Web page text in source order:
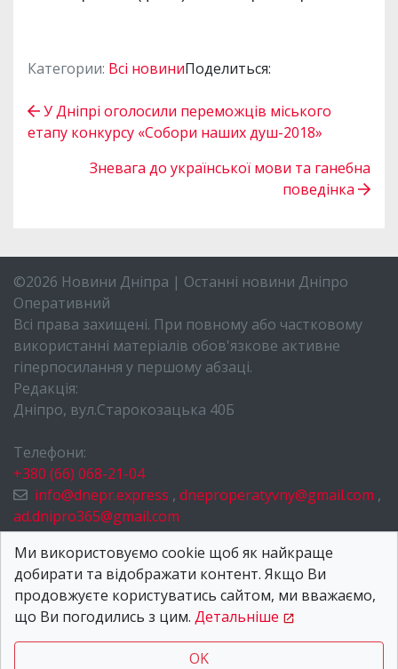
Категории: Всі новиниПоделиться:
У Дніпрі оголосили переможців міського
етапу конкурсу «Собори наших душ-2018»
Зневага до української мови та ганебна
поведінка
©2026 Новини Дніпра | Останні новини Дніпро
Оперативний
Всі права захищені. При повному або частковому
використанні матеріалів обов'язкове активне
гіперпосилання у першому абзаці.
Редакція:
Дніпро, вул.Старокозацька 40Б
Телефони:
+380 (66) 068-21-04
info@dnepr.express , dneproperatyvny@gmail.com ,
ad.dnipro365@gmail.com
НОВИНИ ДНІПРА
ПРО НАС
КОНТАКТИ
Ми використовуємо cookie щоб як найкраще
добирати та відображати контент. Якщо Ви
продовжуєте користуватись сайтом, ми вважаємо,
що Ви погодились з цим. Детальніше
OK